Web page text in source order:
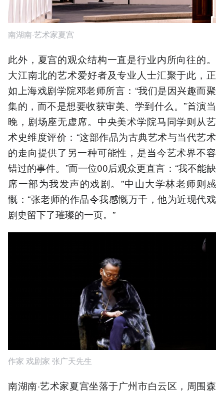
南湖南·艺术家夏宫
此外，夏宫的观众结构一直是行业内所向往的。
大江南北的艺术爱好者及专业人士汇聚于此，正
如上海戏剧学院邓老师所言：“我们是因兴趣而聚
集的，而不是想要收获审美、学到什么。”首演当
晚，剧场座无虚席。中央美术学院马同学则从艺
术史维度评价：“这部作品为古典艺术与当代艺术
的走向提供了另一种可能性，是当今艺术界不容
错过的事件。”而一位00后观众更直言：“我不能缺
席一部为我发声的戏剧。”中山大学林老师则感
慨：“张老师的作品令我感慨万千，他为近现代戏
剧史留下了璀璨的一页。”
作家 戏剧家 张广天先生
南湖南·艺术家夏宫坐落于广州市白云区，周围森